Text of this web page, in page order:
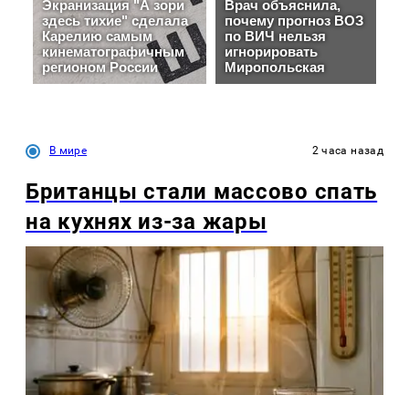
В мире 2 часа назад
Британцы стали массово спать
на кухнях из-за жары